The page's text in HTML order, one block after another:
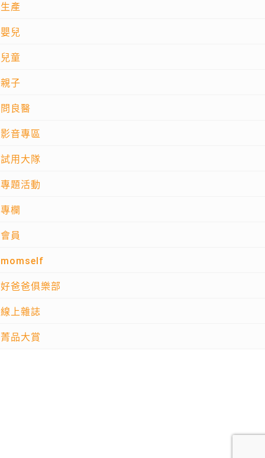
生產
嬰兒
兒童
親子
問良醫
影音專區
試用大隊
專題活動
專欄
會員
momself
好爸爸俱樂部
線上雜誌
菁品大賞